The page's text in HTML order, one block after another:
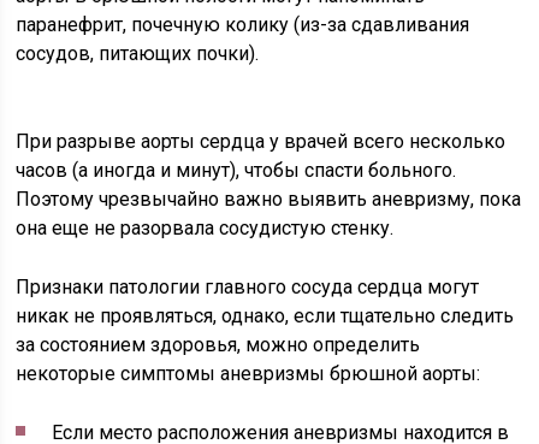
паранефрит, почечную колику (из-за сдавливания
сосудов, питающих почки).
При разрыве аорты сердца у врачей всего несколько
часов (а иногда и минут), чтобы спасти больного.
Поэтому чрезвычайно важно выявить аневризму, пока
она еще не разорвала сосудистую стенку.
Признаки патологии главного сосуда сердца могут
никак не проявляться, однако, если тщательно следить
за состоянием здоровья, можно определить
некоторые симптомы аневризмы брюшной аорты:
Если место расположения аневризмы находится в